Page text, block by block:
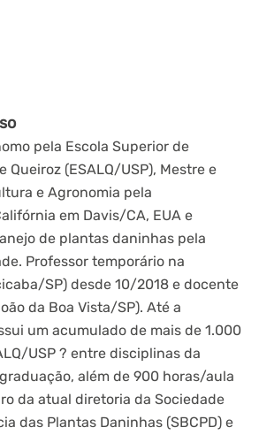
pela Escola Superior de
(ESALQ/USP), Mestre e
e Agronomia pela
em Davis/CA, EUA e
de plantas daninhas pela
Professor temporário na
SP) desde 10/2018 e docente
da Boa Vista/SP). Até a
um acumulado de mais de 1.000
USP ? entre disciplinas da
além de 900 horas/aula
da atual diretoria da Sociedade
das Plantas Daninhas (SBCPD) e